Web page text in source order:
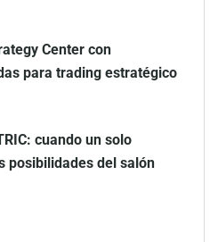
Center con
para trading estratégico
cuando un solo
posibilidades del salón